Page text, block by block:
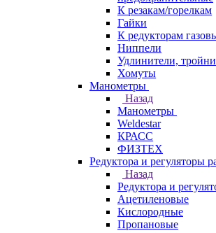
К резакам/горелкам
Гайки
К редукторам
Ниппели
Удлинители,
Хомуты
Манометры
Назад
Манометры
Weldestar
КРАСС
ФИЗТЕХ
Редуктора и регуляторы
Назад
Редуктора и
Ацетиленовые
Кислородные
Пропановые